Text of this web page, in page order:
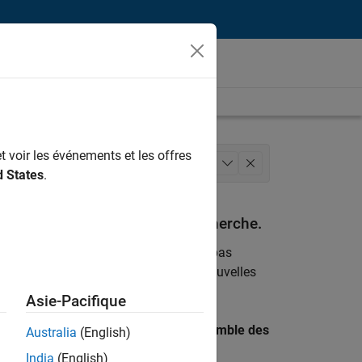
Finances et opérations
à vos critères de recherche.
. Si malgré tout vous ne trouvez pas
pour vous tenir au courant des nouvelles
par lieu pour trouver l’ensemble des
voir les événements et les offres
States.
Asie-Pacifique
Australia (English)
India (English)